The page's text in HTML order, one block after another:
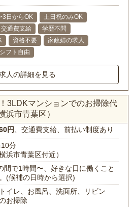
3日からOK
土日祝のみOK
交通費支給
学歴不問
資格不要
家政婦の求人
シフト自由
人の詳細を見る
3LDKマンションでのお掃除代
浜市青葉区）
円 、交通費支給、前払い制度あり
分
浜市青葉区付近）
間で1時間〜、好きな日に働くこと
(候補の日時から選択)
イレ、お風呂、洗面所、リビン
お掃除